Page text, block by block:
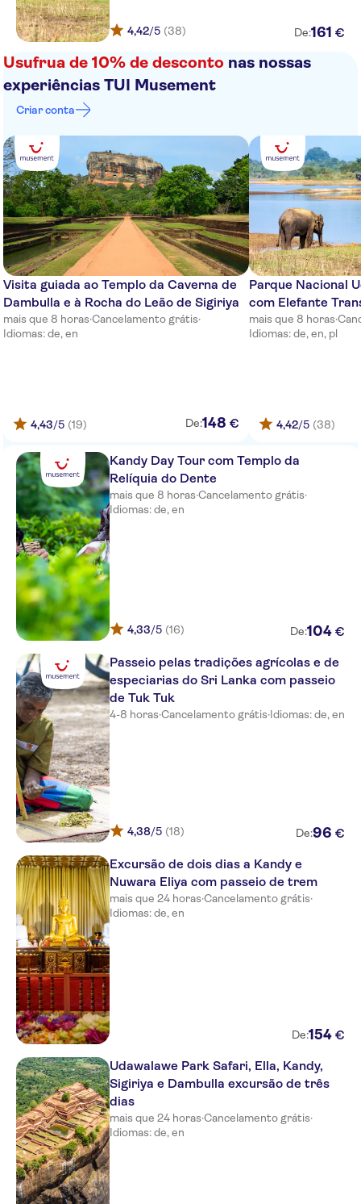
Serene Pavillion
Spa
Suriya Resort & Spa
Hotel J
Golden Star Beach
Heritance Negombo
Ranweli Holiday Village Waikkale
Negombo
Jetwing Sea
The Jetwing Beach
Goldi Sand Negombo
Club Palm Bay
Dickwella Resort & Spa
Anantara Tangalle Peace Haven
Resort
NO-PICKUP
4,42/5 (38) De:161 €
Usufrua de 10% de desconto nas nossas
experiências TUI Musement
Criar conta
Visita guiada ao Templo da Caverna de
Dambulla e à Rocha do Leão de Sigiriya
mais que 8 horas·Cancelamento grátis·
Idiomas: de, en
4,43/5 (19) De:148 €
Parque Nacional
com Elefante
mais que 8 horas·
Idiomas: de, en, pl
4,42/5 (38)
Kandy Day Tour com Templo da
Relíquia do Dente
mais que 8 horas·Cancelamento grátis·
Idiomas: de, en
4,33/5 (16) De:104 €
Passeio pelas tradições agrícolas e de
especiarias do Sri Lanka com passeio
de Tuk Tuk
4-8 horas·Cancelamento grátis·Idiomas: de, en
4,38/5 (18) De:96 €
Excursão de dois dias a Kandy e
Nuwara Eliya com passeio de trem
mais que 24 horas·Cancelamento grátis·
Idiomas: de, en
De:154 €
Udawalawe Park Safari, Ella, Kandy,
Sigiriya e Dambulla excursão de três
dias
mais que 24 horas·Cancelamento grátis·
Idiomas: de, en